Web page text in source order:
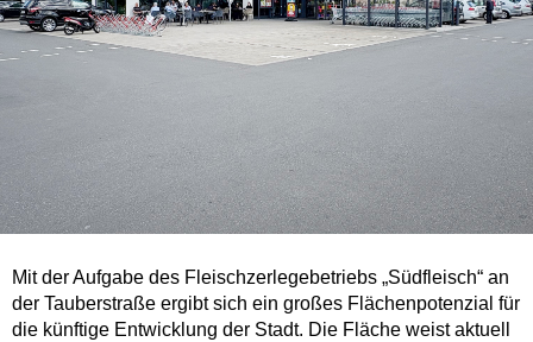
Mit der Aufgabe des Fleischzerlegebetriebs „Südfleisch“ an
der Tauberstraße ergibt sich ein großes Flächenpotenzial für
die künftige Entwicklung der Stadt. Die Fläche weist aktuell